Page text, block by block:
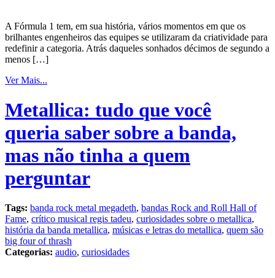
A Fórmula 1 tem, em sua história, vários momentos em que os
brilhantes engenheiros das equipes se utilizaram da criatividade para
redefinir a categoria. Atrás daqueles sonhados décimos de segundo a
menos […]
Ver Mais...
Metallica: tudo que você
queria saber sobre a banda,
mas não tinha a quem
perguntar
Tags: banda rock metal megadeth, bandas Rock and Roll Hall of
Fame, crítico musical regis tadeu, curiosidades sobre o metallica,
história da banda metallica, músicas e letras do metallica, quem são
big four of thrash
Categorias: audio, curiosidades